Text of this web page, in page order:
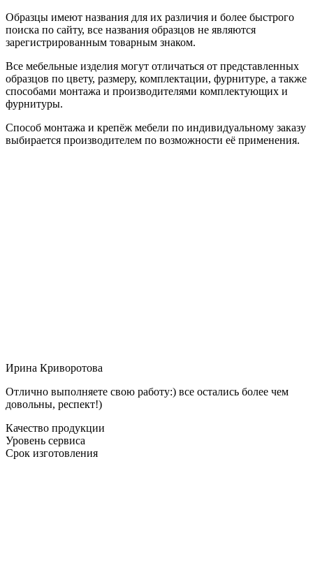
Образцы имеют названия для их различия и более быстрого
поиска по сайту, все названия образцов не являются
зарегистрированным товарным знаком.
Все мебельные изделия могут отличаться от представленных
образцов по цвету, размеру, комплектации, фурнитуре, а также
способами монтажа и производителями комплектующих и
фурнитуры.
Способ монтажа и крепёж мебели по индивидуальному заказу
выбирается производителем по возможности её применения.
Ирина Криворотова
Отлично выполняете свою работу:) все остались более чем
довольны, респект!)
Качество продукции
Уровень сервиса
Срок изготовления